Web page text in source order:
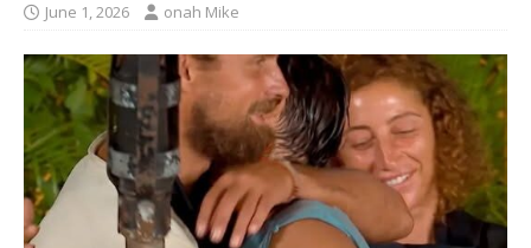
June 1, 2026 onah Mike